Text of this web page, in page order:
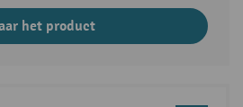
het product